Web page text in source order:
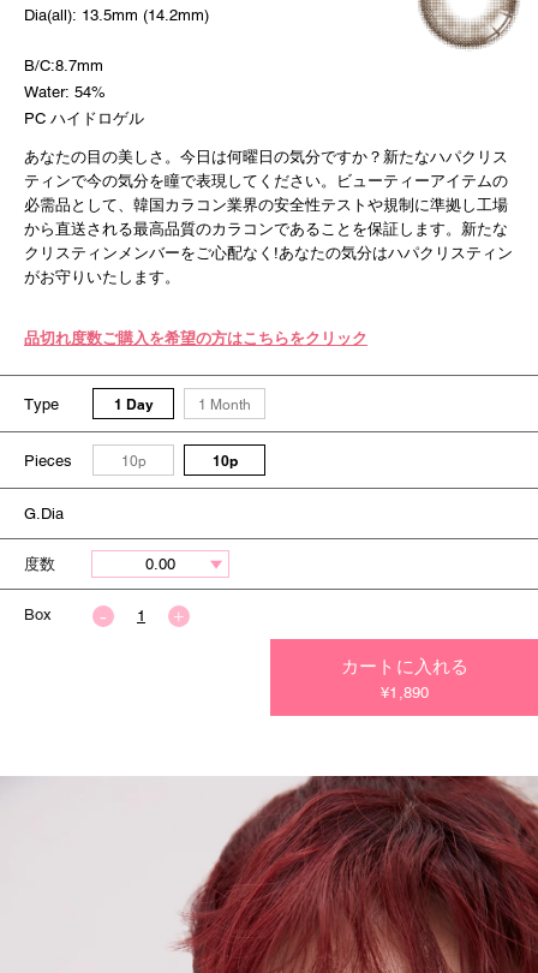
Dia(all): 13.5mm (14.2mm)
B/C:8.7mm
Water: 54%
PC ハイドロゲル
あなたの目の美しさ。今日は何曜日の気分ですか？新たなハパクリス
ティンで今の気分を瞳で表現してください。ビューティーアイテムの
必需品として、韓国カラコン業界の安全性テストや規制に準拠し工場
から直送される最高品質のカラコンであることを保証します。新たな
クリスティンメンバーをご心配なく!あなたの気分はハパクリスティン
がお守りいたします。
品切れ度数ご購入を希望の方はこちらをクリック
Type 1 Day 1 Month
Pieces 10p 10p
G.Dia
度数
Box
カートに入れる
¥1,890